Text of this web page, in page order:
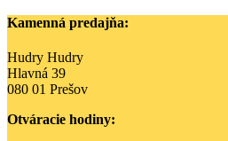
Kamenná predajňa:
Hudry Hudry
Hlavná 39
080 01 Prešov
Otváracie hodiny: